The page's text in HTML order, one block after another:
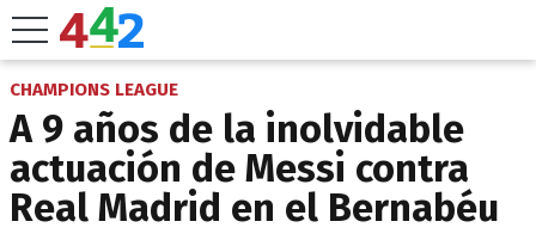
CHAMPIONS LEAGUE
A 9 años de la inolvidable
actuación de Messi contra
Real Madrid en el Bernabéu